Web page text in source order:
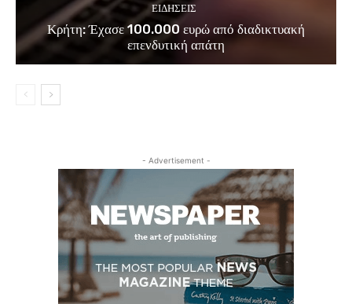
ΕΙΔΗΣΕΙΣ
Κρήτη: Έχασε 100.000 ευρώ από διαδικτυακή
επενδυτική απάτη
- Advertisement -